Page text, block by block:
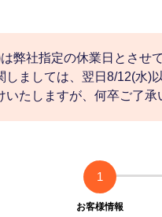
弊社指定の休業日とさせ
ましては、翌日8/12(水)
たしますが、何卒ご了承
1
お客様情報